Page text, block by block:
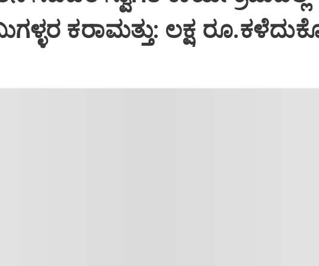
ಕರಾಮತ್ತು: ಲಕ್ಷ